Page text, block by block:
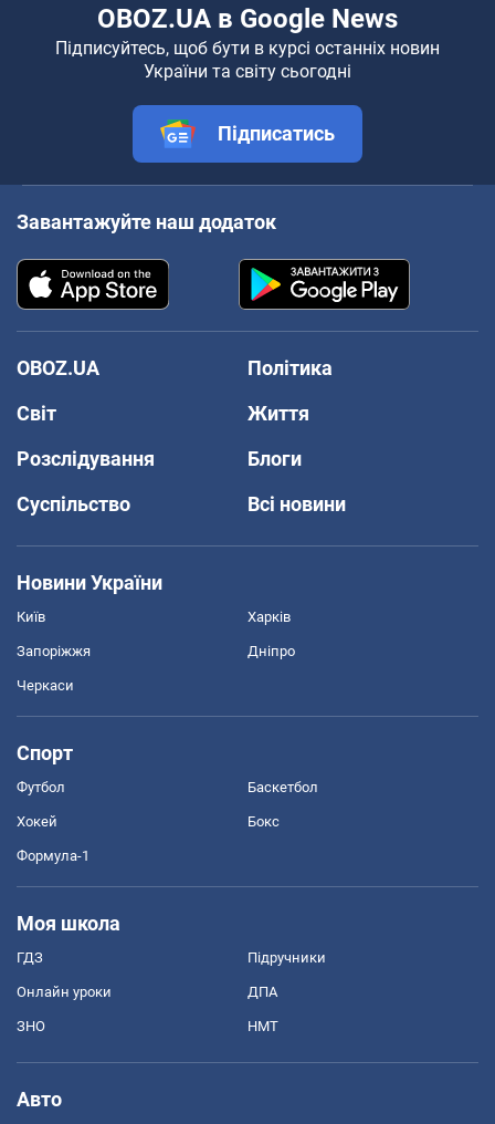
OBOZ.UA в Google News
Підписуйтесь, щоб бути в курсі останніх новин
України та світу сьогодні
Підписатись
Завантажуйте наш додаток
OBOZ.UA
Політика
Світ
Життя
Розслідування
Блоги
Суспільство
Всі новини
Новини України
Київ Харків
Запоріжжя Дніпро
Черкаси
Спорт
Футбол Баскетбол
Хокей Бокс
Формула-1
Моя школа
ГДЗ Підручники
Онлайн уроки ДПА
ЗНО НМТ
Авто